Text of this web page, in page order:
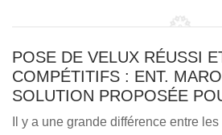
POSE DE VELUX RÉUSSI
COMPÉTITIFS : ENT.
SOLUTION PROPOSÉE
Il y a une grande différence entre